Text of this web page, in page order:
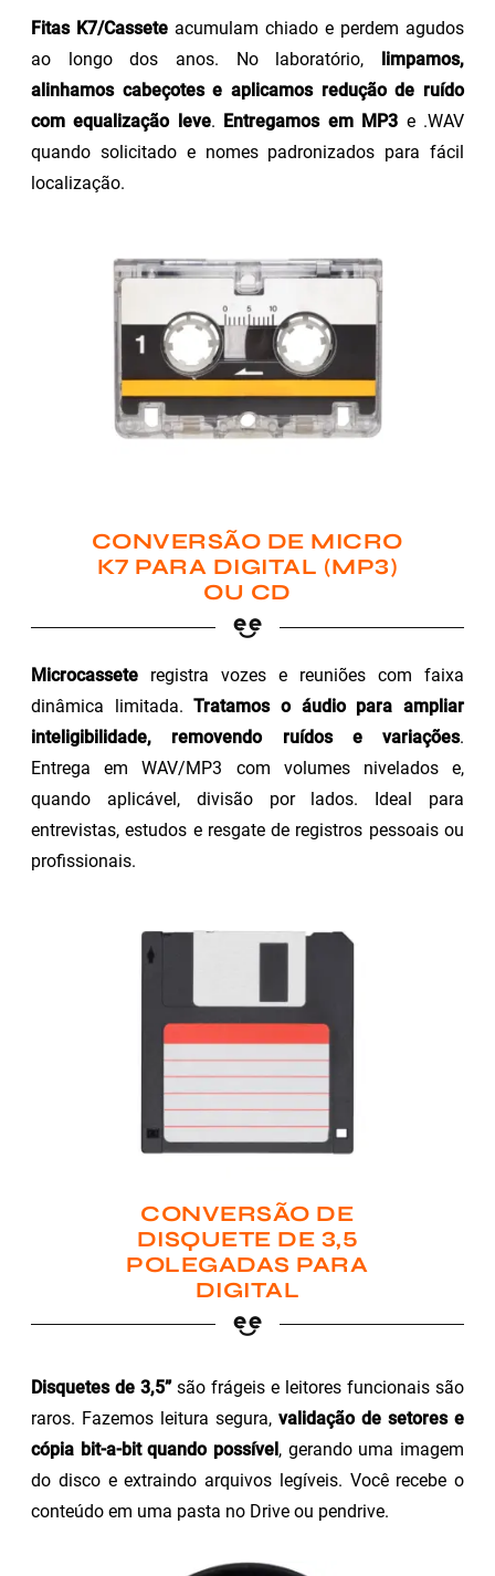
Fitas K7/Cassete acumulam chiado e perdem agudos
ao longo dos anos. No laboratório, limpamos,
alinhamos cabeçotes e aplicamos redução de ruído
com equalização leve. Entregamos em MP3 e .WAV
quando solicitado e nomes padronizados para fácil
localização.
CONVERSÃO DE MICRO
K7 PARA DIGITAL (MP3)
OU CD
Microcassete registra vozes e reuniões com faixa
dinâmica limitada.Tratamos o áudio para ampliar
inteligibilidade, removendo ruídos e variações.
Entrega em WAV/MP3 com volumes nivelados e,
quando aplicável, divisão por lados. Ideal para
entrevistas, estudos e resgate de registros pessoais ou
profissionais.
CONVERSÃO DE
DISQUETE DE 3,5
POLEGADAS PARA
DIGITAL
Disquetes de 3,5”são frágeis e leitores funcionais são
raros. Fazemos leitura segura, validação de setores e
cópia bit-a-bit quando possível, gerando uma imagem
do disco e extraindo arquivos legíveis. Você recebe o
conteúdo em uma pasta no Drive ou pendrive.